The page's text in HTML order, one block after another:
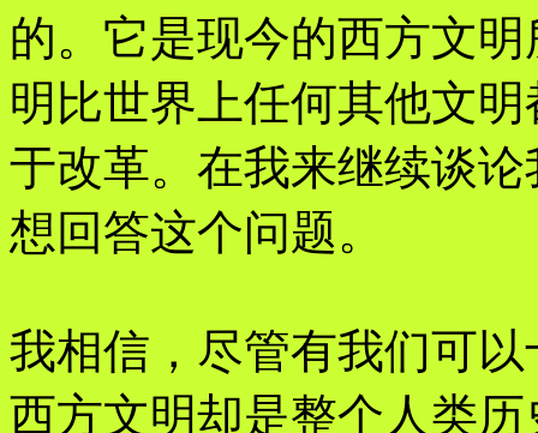
的。它是现今的西方文
明比世界上任何其他文
于改革。在我来继续谈
想回答这个问题。
我相信，尽管有我们可
西方文明却是整个人类